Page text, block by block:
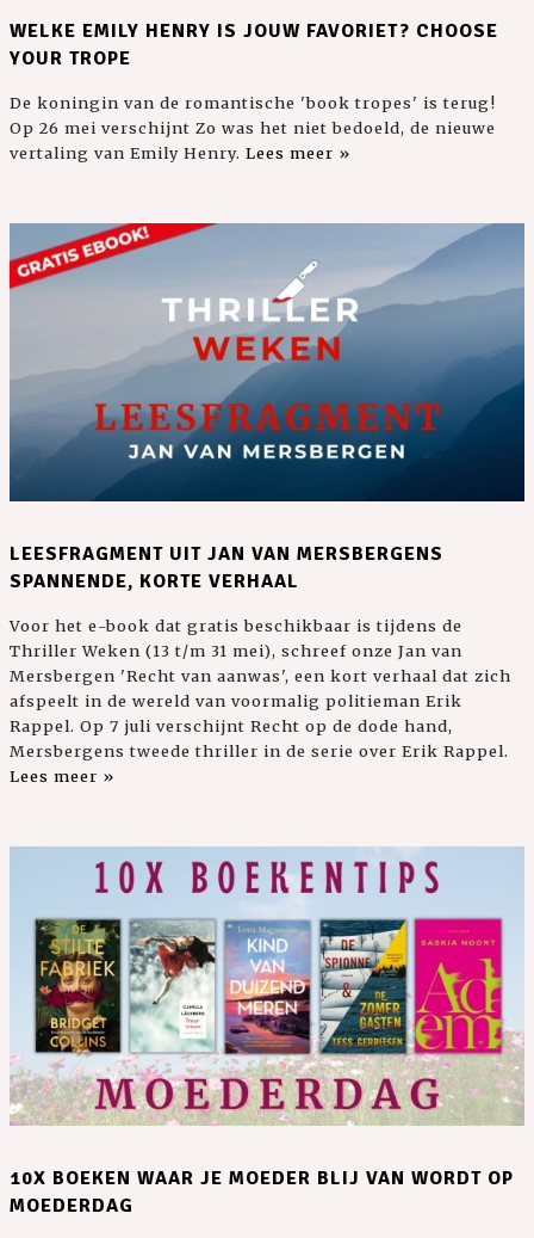
WELKE EMILY HENRY IS JOUW FAVORIET? CHOOSE
YOUR TROPE
De koningin van de romantische 'book tropes' is terug!
Op 26 mei verschijnt Zo was het niet bedoeld, de nieuwe
vertaling van Emily Henry. Lees meer »
LEESFRAGMENT UIT JAN VAN MERSBERGENS
SPANNENDE, KORTE VERHAAL
Voor het e-book dat gratis beschikbaar is tijdens de
Thriller Weken (13 t/m 31 mei), schreef onze Jan van
Mersbergen 'Recht van aanwas', een kort verhaal dat zich
afspeelt in de wereld van voormalig politieman Erik
Rappel. Op 7 juli verschijnt Recht op de dode hand,
Mersbergens tweede thriller in de serie over Erik Rappel.
Lees meer »
10X BOEKEN WAAR JE MOEDER BLIJ VAN WORDT OP
MOEDERDAG